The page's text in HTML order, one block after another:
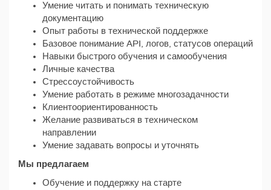
Умение читать и понимать техническую
документацию
Опыт работы в технической поддержке
Базовое понимание API, логов, статусов операций
Навыки быстрого обучения и самообучения
Личные качества
Стрессоустойчивость
Умение работать в режиме многозадачности
Клиентоориентированность
Желание развиваться в техническом
направлении
Умение задавать вопросы и уточнять
Мы предлагаем
Обучение и поддержку на старте